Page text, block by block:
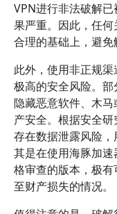
VPN进行非法破解
果严重。因此，任
合理的基础上，避免
此外，使用非正规
极高的安全风险。
隐藏恶意软件、木
产安全。根据安全
存在数据泄露风险
其是在使用海豚加
格审查的版本，极
至财产损失的情况。